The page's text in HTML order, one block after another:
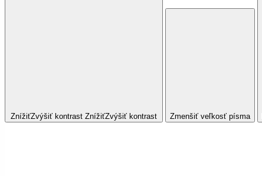
ZnížiťZvýšiť kontrast ZnížiťZvýšiť kontrast Zmenšiť veľkosť písma